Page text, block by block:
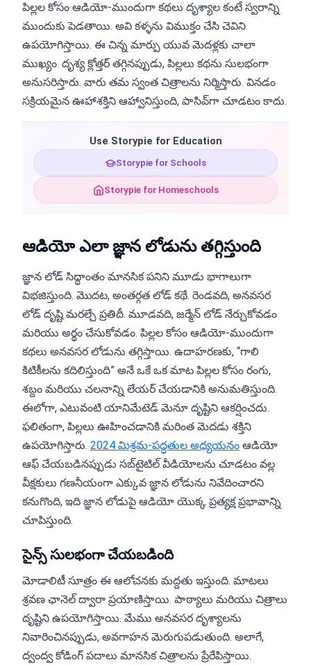
పిల్లల కోసం ఆడియో-ముందుగా కథలు దృశ్యాల కంటే స్వరాన్ని
ముందుకు పెడతాయి. అవి కళ్ళను విముక్తం చేసి చెవిని
ఉపయోగిస్తాయి. ఈ చిన్న మార్పు యువ మెదళ్లకు చాలా
ముఖ్యం. దృశ్య క్లోత్తర్ తగ్గినప్పుడు, పిల్లలు కథను సులభంగా
అనుసరిస్తారు. వారు తమ స్వంత చిత్రాలను నిర్మిస్తారు. వినడం
సక్రియమైన ఊహాశక్తిని ఆహ్వానిస్తుంది, పాసివ్‌గా చూడటం కాదు.
Use Storypie for Education
Storypie for Schools
Storypie for Homeschools
ఆడియో ఎలా జ్ఞాన లోడును తగ్గిస్తుంది
జ్ఞాన లోడ్ సిద్ధాంతం మానసిక పనిని మూడు భాగాలుగా
విభజిస్తుంది. మొదట, అంతర్గత లోడ్ కథే. రెండవది, అనవసర
లోడ్ దృష్టి మరల్చే ప్రతిదీ. మూడవది, జర్మేన్ లోడ్ నేర్చుకోవడం
మరియు అర్థం చేసుకోవడం. పిల్లల కోసం ఆడియో-ముందుగా
కథలు అనవసర లోడును తగ్గిస్తాయి. ఉదాహరణకు, “గాలి
కిటికీలను కదిలిస్తుంది” అనే ఒకే ఒక మాట పిల్లల కోసం రంగు,
శబ్దం మరియు చలనాన్ని లేయర్ చేయడానికి అనుమతిస్తుంది.
ఈలోగా, ఎటువంటి యానిమేటెడ్ మెనూ దృష్టిని ఆకర్షించదు.
ఫలితంగా, పిల్లలు ఊహించడానికి మరింత మెదడు శక్తిని
ఉపయోగిస్తారు. 2024 మిశ్రమ-పద్ధతుల అధ్యయనం ఆడియో
ఆఫ్ చేయబడినప్పుడు సబ్‌టైటిల్ వీడియోలను చూడటం వల్ల
వీక్షకులు గణనీయంగా ఎక్కువ జ్ఞాన లోడును నివేదించారని
కనుగొంది, ఇది జ్ఞాన లోడుపై ఆడియో యొక్క ప్రత్యక్ష ప్రభావాన్ని
చూపిస్తుంది.
సైన్స్ సులభంగా చేయబడింది
మోడాలిటీ సూత్రం ఈ ఆలోచనకు మద్దతు ఇస్తుంది. మాటలు
శ్రవణ ఛానెల్ ద్వారా ప్రయాణిస్తాయి. పాఠ్యాలు మరియు చిత్రాలు
దృష్టిని ఉపయోగిస్తాయి. మేము అనవసర దృశ్యాలను
నివారించినప్పుడు, అవగాహన మెరుగుపడుతుంది. అలాగే,
ద్వంద్వ కోడింగ్ పదాలు మానసిక చిత్రాలను ప్రేరేపిస్తాయి.